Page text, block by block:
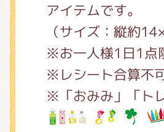
アイテムです。
（サイズ：縦約
※お一人様1日1点
※レシート合算不
※「おみみ」「ト